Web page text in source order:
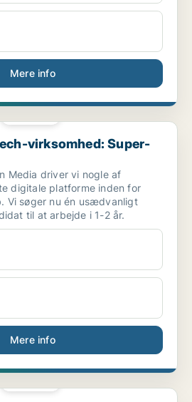
Mere info
Super-kvik hjerne s...
virksomhed: Super-
Media driver vi nogle af
digitale platforme inden for
Vi søger nu én usædvanligt
til at arbejde i 1-2 år.
Mere info
søger en barselsvikar...